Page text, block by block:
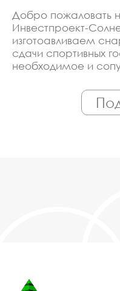
Добро пожаловать
Инвестпроект-
изготоавливаем
сдачи спортивных
необходимое и
оборудована
работает только
персонал. Поэтому
сдачи спортивных